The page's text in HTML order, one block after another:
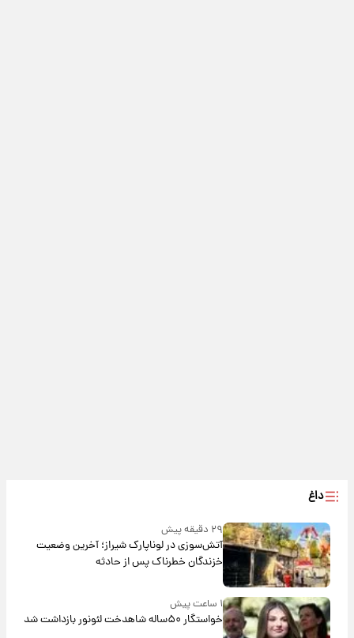
داغ
۲۹ دقیقه پیش
آتش‌سوزی در لوناپارک شیراز؛ آخرین وضعیت
خزندگان خطرناک پس از حادثه
۱ ساعت پیش
خواستگار ۵۰ساله شاهدخت لئونور بازداشت شد